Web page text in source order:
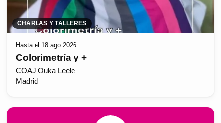
CHARLAS Y TALLERES
Hasta el 18 ago 2026
Colorimetría y +
COAJ Ouka Leele
Madrid